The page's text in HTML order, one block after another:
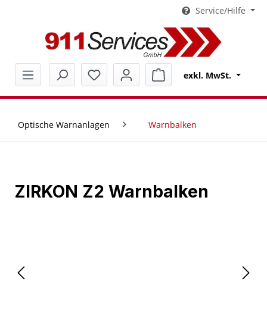
Service/Hilfe
Warenkorb enthält 0
exkl. MwSt.
Optische Warnanlagen Warnbalken
ZIRKON Z2 Warnbalken